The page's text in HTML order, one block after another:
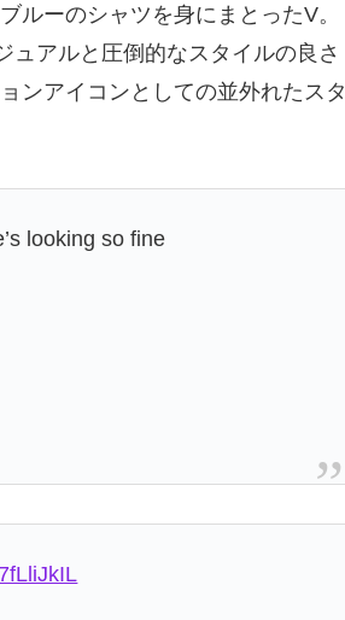
ルーのシャツを身にまとったV。
アルと圧倒的なスタイルの良さ
ンアイコンとしての並外れたスタ
looking so fine